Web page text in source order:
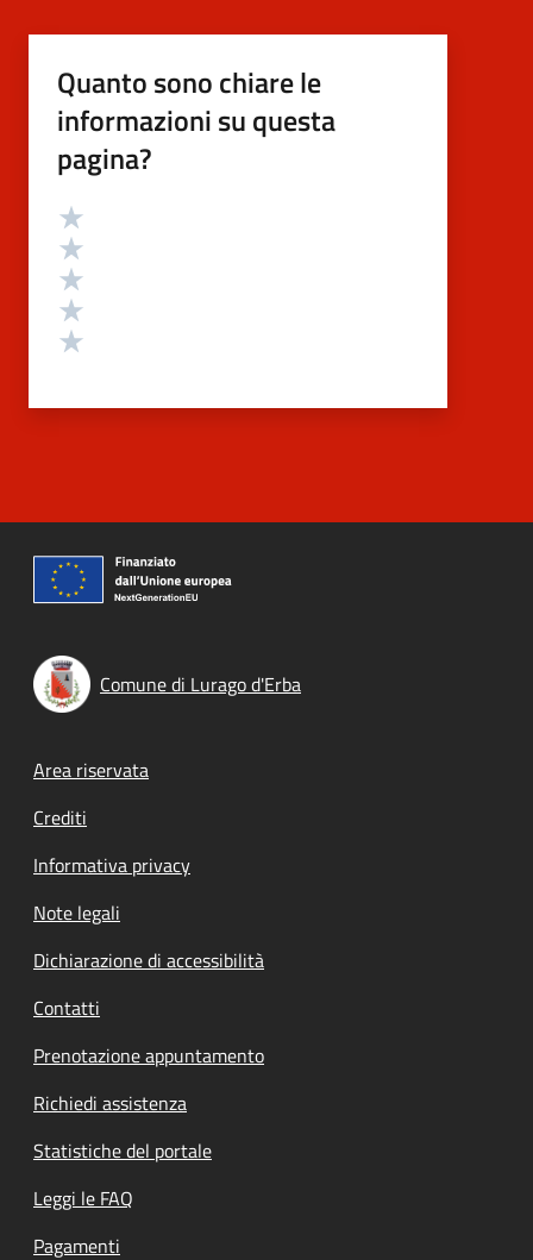
Quanto sono chiare le
informazioni su questa
pagina?
Valutazione
Comune di Lurago d'Erba
Footer menu
Area riservata
Crediti
Informativa privacy
Note legali
Dichiarazione di accessibilità
Contatti
Prenotazione appuntamento
Richiedi assistenza
Statistiche del portale
Leggi le FAQ
Pagamenti